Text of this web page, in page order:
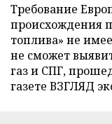
Требование
происхождения
топлива» не
не сможет
газ и СПГ,
газете ВЗГЛЯД